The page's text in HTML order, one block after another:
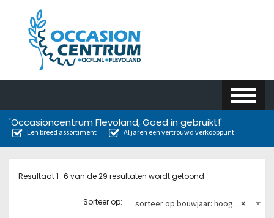
'Occasioncentrum Flevoland, Goed in gebruikt!'
Een breed assortiment Al jaren een vertrouwd verkooppunt
Resultaat 1–6 van de 29 resultaten wordt getoond
Sorteer op: ×
sorteer op bouwjaar: hoog naar laag